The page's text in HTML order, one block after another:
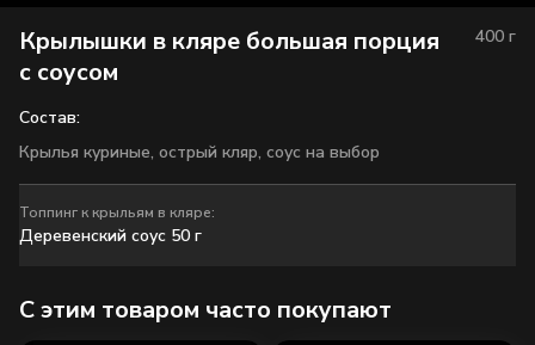
Крылышки в кляре большая порция
c соусом
400 г
Состав:
Крылья куриные, острый кляр, соус на выбор
Топпинг к крыльям в кляре:
Деревенский соус 50 г
Деревенский соус 50 г
Класcический BBQ соус 50 г
C этим товаром часто покупают